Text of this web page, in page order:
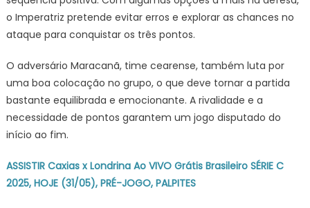
o Imperatriz pretende evitar erros e explorar as chances no
ataque para conquistar os três pontos.
O adversário Maracanã, time cearense, também luta por
uma boa colocação no grupo, o que deve tornar a partida
bastante equilibrada e emocionante. A rivalidade e a
necessidade de pontos garantem um jogo disputado do
início ao fim.
ASSISTIR Caxias x Londrina Ao VIVO Grátis Brasileiro SÉRIE C
2025, HOJE (31/05), PRÉ-JOGO, PALPITES